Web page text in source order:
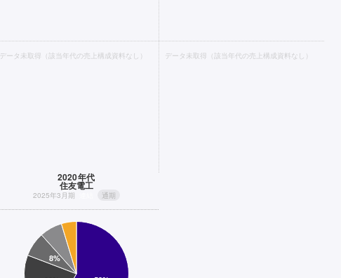
データ未取得（該当年代の売上構成資料なし） データ未取得（該当年代の売上構成資料なし）
2020年代
住友電工
2025年3月期 通期